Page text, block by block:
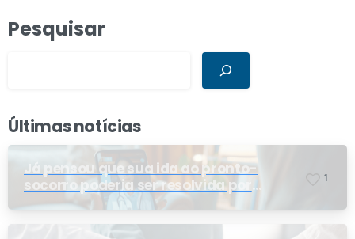
Pesquisar
Últimas notícias
Já pensou que sua ida ao pronto-
socorro poderia ser resolvida por
telemedicina?
1